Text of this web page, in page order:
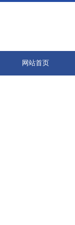
网站首页